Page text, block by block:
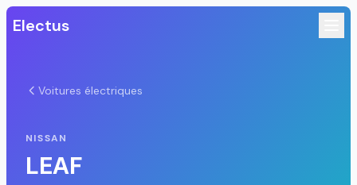
Electus
Voitures électriques
NISSAN
LEAF